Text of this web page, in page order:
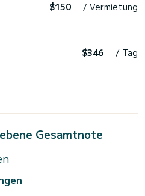
$150 / Vermietung
$346 / Tag
Gesamtnote